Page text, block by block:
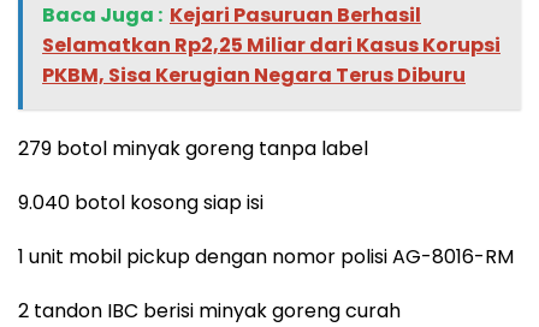
Baca Juga : Kejari Pasuruan Berhasil
Selamatkan Rp2,25 Miliar dari Kasus Korupsi
PKBM, Sisa Kerugian Negara Terus Diburu
279 botol minyak goreng tanpa label
9.040 botol kosong siap isi
1 unit mobil pickup dengan nomor polisi AG-8016-RM
2 tandon IBC berisi minyak goreng curah